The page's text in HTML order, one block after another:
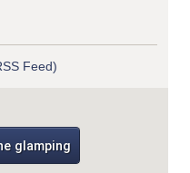
Feed)
glamping